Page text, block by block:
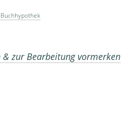
Buchhypothek
zur Bearbeitung vormerken